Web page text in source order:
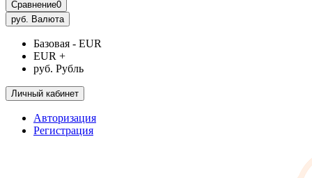
Сравнение0
руб. Валюта
Базовая - EUR
EUR +
руб. Рубль
Личный кабинет
Авторизация
Регистрация